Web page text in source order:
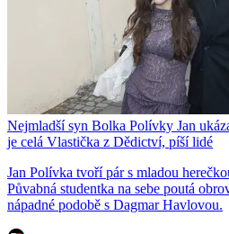
Nejmladší syn Bolka Polívky Jan
je celá Vlastička z Dědictví, píší lidé
Jan Polívka tvoří pár s mladou
Půvabná studentka na sebe poutá
nápadné podobě s Dagmar Havlovou.